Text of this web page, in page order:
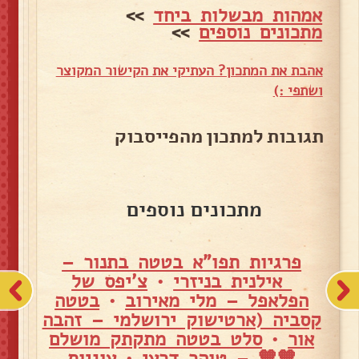
אמהות מבשלות ביחד >>
מתכונים נוספים>>
אהבת את המתכון? העתיקי את הקישור המקוצר
ושתפי :)
תגובות למתכון מהפייסבוק
מתכונים נוספים
פרגיות תפו"א בטטה בתנור –
אילנית בניזרי • צ'יפס של
הפלאפל – מלי מאירוב •בטטה
קסביה (ארטישוק ירושלמי – זהבה
אור •סלט בטטה מתקתק מושלם